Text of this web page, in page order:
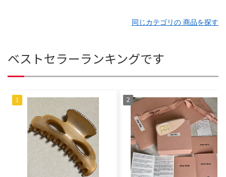
同じカテゴリの 商品を探す
ベストセラーランキングです